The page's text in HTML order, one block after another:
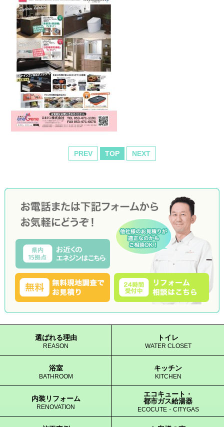
PREV TOP NEXT
選ばれる理由
REASON
トイレ
WATER CLOSET
浴室
BATHROOM
キッチン
KITCHEN
内装リフォーム
RENOVATION
エコキュート・
都市ガス給湯器
ECOCUTE・CITYGAS